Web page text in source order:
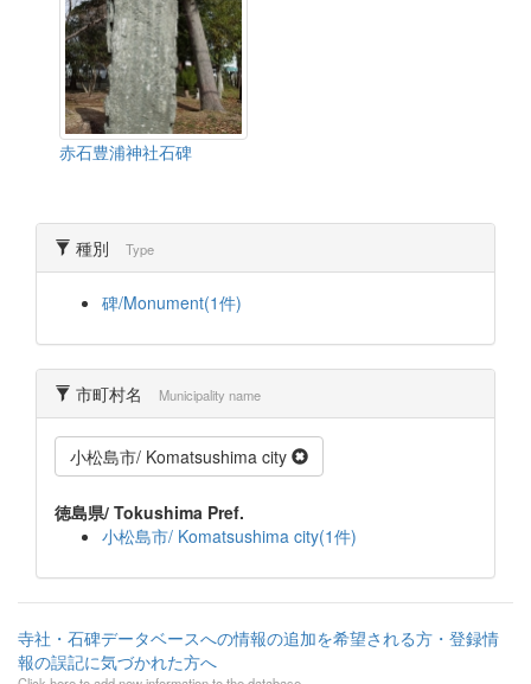
赤石豊浦神社石碑
種別 Type
碑/Monument(1件)
市町村名 Municipality name
小松島市/ Komatsushima city
徳島県/ Tokushima Pref.
小松島市/ Komatsushima city(1件)
寺社・石碑データベースへの情報の追加を希望される方・登録情
報の誤記に気づかれた方へ